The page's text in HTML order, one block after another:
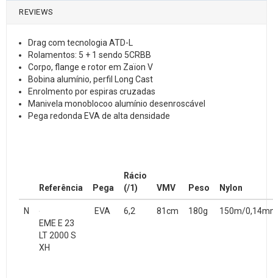
REVIEWS
Drag com tecnologia ATD-L
Rolamentos: 5 + 1 sendo 5CRBB
Corpo, flange e rotor em Zaïon V
Bobina alumínio, perfil Long Cast
Enrolmento por espiras cruzadas
Manivela monoblocoo alumínio desenroscável
Pega redonda EVA de alta densidade
Referência Pega
Rácio
(/1)
VMV Peso Nylon
N
EME E 23
LT 2000 S
XH
EVA 6,2 81cm 180g 150m/